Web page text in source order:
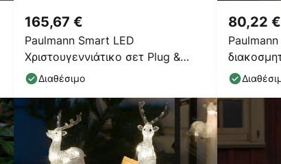
Paulmann Smart LED
Χριστουγεννιάτικο σετ Plug &
Shine Star 10m καλώδιο
165,67 €
Διαθέσιμο
80,22 €